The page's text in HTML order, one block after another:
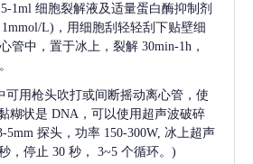
1ml 细胞裂解液及适量蛋白酶抑制剂
L)，用细胞刮轻轻刮下贴壁细
管中，置于冰上，裂解 30min-1h，
可用枪头吹打或间断摇动离心管，使
黏糊状是 DNA，可以使用超声波破碎
探头，功率 150-300W, 冰上超声
，停止 30 秒， 3~5 个循环。)